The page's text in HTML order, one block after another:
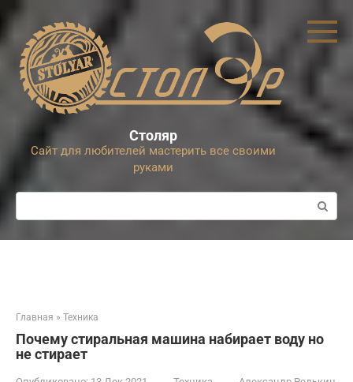
контенту
Столяр
Сайт для любителей мастерить все своими
руками
Главная » Техника
Почему стиральная машина набирает воду но
не стирает